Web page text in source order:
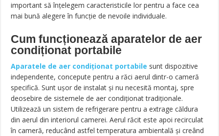
important să înțelegem caracteristicile lor pentru a face cea
mai bună alegere în funcție de nevoile individuale.
Cum funcționează aparatelor de aer
condiționat portabile
Aparatele de aer condiționat portabile sunt dispozitive
independente, concepute pentru a răci aerul dintr-o cameră
specifică. Sunt ușor de instalat și nu necesită montaj, spre
deosebire de sistemele de aer condiționat tradiționale.
Utilizează un sistem de refrigerare pentru a extrage căldura
din aerul din interiorul camerei. Aerul răcit este apoi recirculat
în cameră, reducând astfel temperatura ambientală și creând